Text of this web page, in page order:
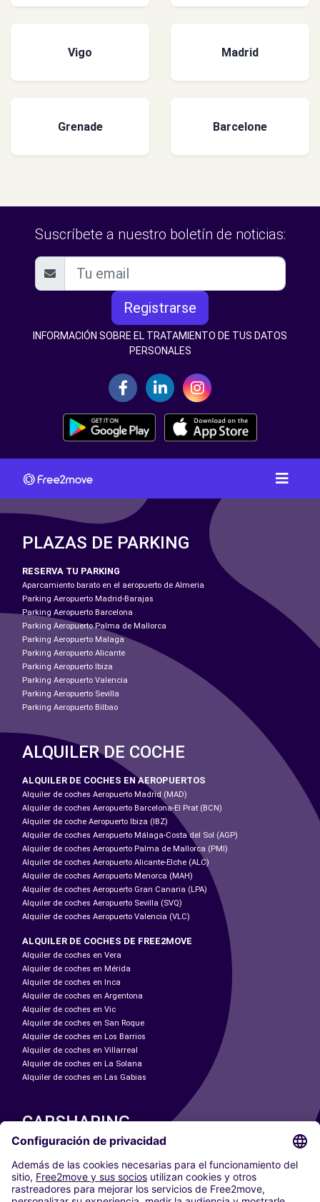
Vigo Madrid
Grenade Barcelone
Suscríbete a nuestro boletín de noticias:
Registrarse
INFORMACIÓN SOBRE EL TRATAMIENTO DE TUS DATOS
PERSONALES
PLAZAS DE PARKING
RESERVA TU PARKING
Aparcamiento barato en el aeropuerto de Almeria
Parking Aeropuerto Madrid-Barajas
Parking Aeropuerto Barcelona
Parking Aeropuerto Palma de Mallorca
Parking Aeropuerto Malaga
Parking Aeropuerto Alicante
Parking Aeropuerto Ibiza
Parking Aeropuerto Valencia
Parking Aeropuerto Sevilla
Parking Aeropuerto Bilbao
ALQUILER DE COCHE
ALQUILER DE COCHES EN AEROPUERTOS
Alquiler de coches Aeropuerto Madrid (MAD)
Alquiler de coches Aeropuerto Barcelona-El Prat (BCN)
Alquiler de coche Aeropuerto Ibiza (IBZ)
Alquiler de coches Aeropuerto Málaga-Costa del Sol (AGP)
Alquiler de coches Aeropuerto Palma de Mallorca (PMI)
Alquiler de coches Aeropuerto Alicante-Elche (ALC)
Alquiler de coches Aeropuerto Menorca (MAH)
Alquiler de coches Aeropuerto Gran Canaria (LPA)
Alquiler de coches Aeropuerto Sevilla (SVQ)
Alquiler de coches Aeropuerto Valencia (VLC)
ALQUILER DE COCHES DE FREE2MOVE
Alquiler de coches en Vera
Alquiler de coches en Mérida
Alquiler de coches en Inca
Alquiler de coches en Argentona
Alquiler de coches en Vic
Alquiler de coches en San Roque
Alquiler de coches en Los Barrios
Alquiler de coches en Villarreal
Alquiler de coches en La Solana
Alquiler de coches en Las Gabias
CARSHARING
NUESTRAS CIUDADES
Paris
Madrid
Washington DC